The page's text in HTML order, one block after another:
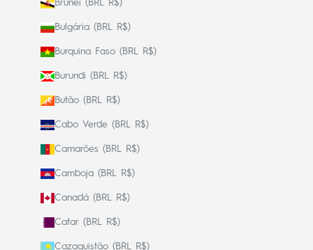
Brunei (BRL R$)
Bulgária (BRL R$)
Burquina Faso (BRL R$)
Burundi (BRL R$)
Butão (BRL R$)
Cabo Verde (BRL R$)
Camarões (BRL R$)
Camboja (BRL R$)
Canadá (BRL R$)
Catar (BRL R$)
Cazaquistão (BRL R$)